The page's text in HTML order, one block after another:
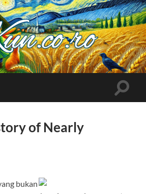
Kuncoro++
Toggle
of Nearly
bukan